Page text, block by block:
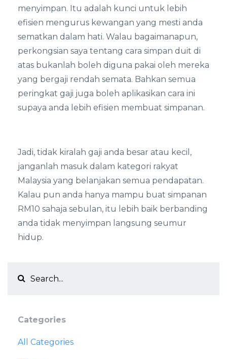
menyimpan. Itu adalah kunci untuk lebih
efisien mengurus kewangan yang mesti anda
sematkan dalam hati. Walau bagaimanapun,
perkongsian saya tentang cara simpan duit di
atas bukanlah boleh diguna pakai oleh mereka
yang bergaji rendah semata. Bahkan semua
peringkat gaji juga boleh aplikasikan cara ini
supaya anda lebih efisien membuat simpanan.
Jadi, tidak kiralah gaji anda besar atau kecil,
janganlah masuk dalam kategori rakyat
Malaysia yang belanjakan semua pendapatan.
Kalau pun anda hanya mampu buat simpanan
RM10 sahaja sebulan, itu lebih baik berbanding
anda tidak menyimpan langsung seumur
hidup.
Categories
All Categories